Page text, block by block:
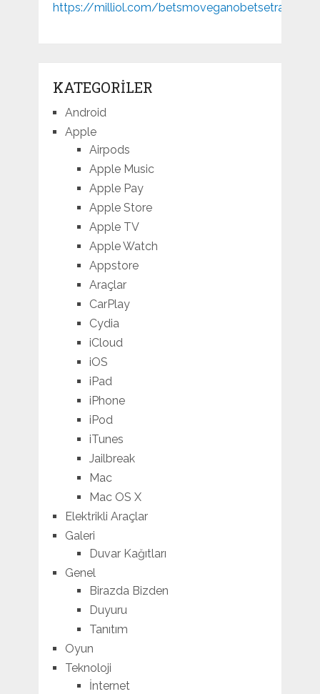
Mp3
https://milliol.com/betsmoveganobetsetrabet
KATEGORILER
Android
Apple
Airpods
Apple Music
Apple Pay
Apple Store
Apple TV
Apple Watch
Appstore
Araçlar
CarPlay
Cydia
iCloud
iOS
iPad
iPhone
iPod
iTunes
Jailbreak
Mac
Mac OS X
Elektrikli Araçlar
Galeri
Duvar Kağıtları
Genel
Birazda Bizden
Duyuru
Tanıtım
Oyun
Teknoloji
İnternet